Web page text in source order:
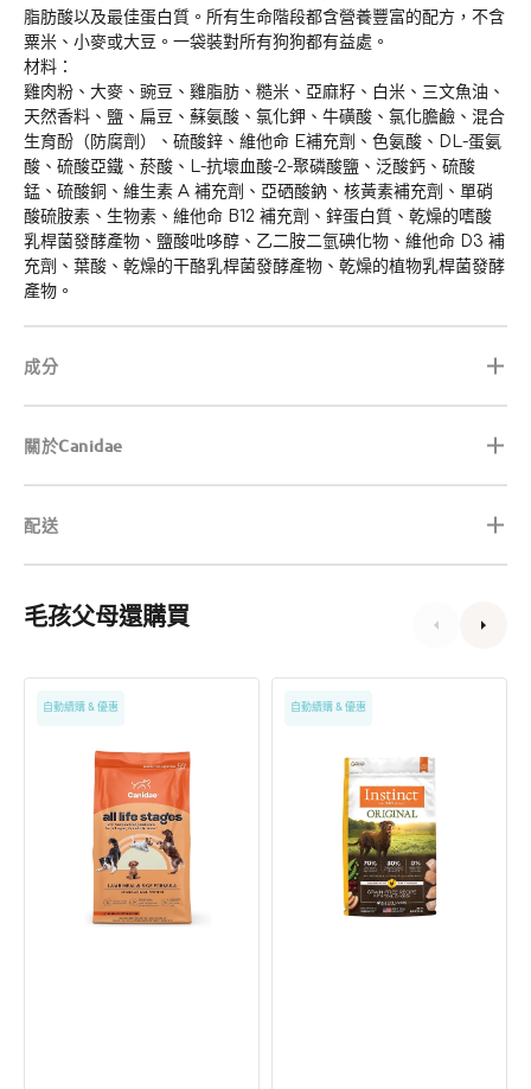
脂肪酸以及最佳蛋白質。所有生命階段都含營養豐富的配方，不含
粟米、小麥或大豆。一袋裝對所有狗狗都有益處。
材料：
雞肉粉、大麥、豌豆、雞脂肪、糙米、亞麻籽、白米、三文魚油、
天然香料、鹽、扁豆、蘇氨酸、氯化鉀、牛磺酸、氯化膽鹼、混合
生育酚（防腐劑）、硫酸鋅、維他命 E補充劑、色氨酸、DL-蛋氨
酸、硫酸亞鐵、菸酸、L-抗壞血酸-2-聚磷酸鹽、泛酸鈣、硫酸
錳、硫酸銅、維生素 A 補充劑、亞硒酸鈉、核黃素補充劑、單硝
酸硫胺素、生物素、維他命 B12 補充劑、鋅蛋白質、乾燥的嗜酸
乳桿菌發酵產物、鹽酸吡哆醇、乙二胺二氫碘化物、維他命 D3 補
充劑、葉酸、乾燥的干酪乳桿菌發酵產物、乾燥的植物乳桿菌發酵
產物。
成分
關於Canidae
配送
毛孩父母還購買
All
自動續購 & 優惠
ALS
自動續購 & 優惠